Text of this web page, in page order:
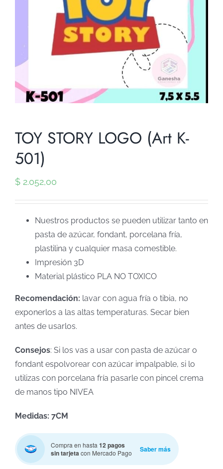
TOY STORY LOGO (Art K-
501)
$ 2.052,00
Nuestros productos se pueden utilizar tanto en
pasta de azúcar, fondant, porcelana fría,
plastilina y cualquier masa comestible.
Impresión 3D
Material plástico PLA NO TOXICO
Recomendación: lavar con agua fría o tibia, no
exponerlos a las altas temperaturas. Secar bien
antes de usarlos.
Consejos: Si los vas a usar con pasta de azúcar o
fondant espolvorear con azúcar impalpable, si lo
utilizas con porcelana fría pasarle con pincel crema
de manos tipo NIVEA
Medidas: 7CM
Compra en hasta 12 pagos
sin tarjeta con Mercado Pago Saber más